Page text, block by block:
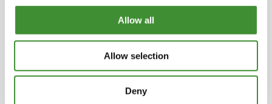
Allow all
Allow selection
Deny
Les pneus BKT ont joué un rôle important
Quelques conseils pour les futurs pilotes de
Monster Jam : travaillez dur, écoutez bien
mécanique de votre véhicule et, enfin, initiez-